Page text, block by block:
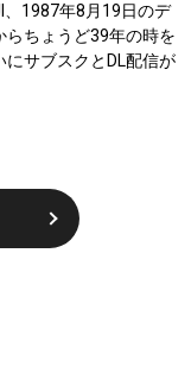
、1987年8月19日のデ
らちょうど39年の時を
にサブスクとDL配信が